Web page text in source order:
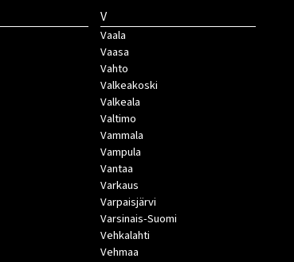
V
Vaala
Vaasa
Vahto
Valkeakoski
Valkeala
Valtimo
Vammala
Vampula
Vantaa
Varkaus
Varpaisjärvi
Varsinais-Suomi
Vehkalahti
Vehmaa